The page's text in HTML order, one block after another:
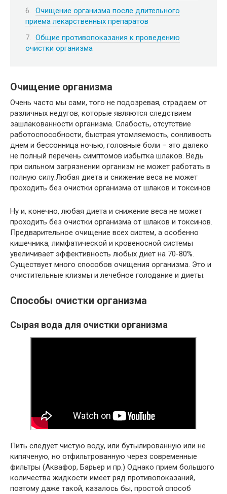
Очищение организма после длительного
приема лекарственных препаратов
Общие противопоказания к проведению
очистки организма
Очищение организма
Очень часто мы сами, того не подозревая, страдаем от
различных недугов, которые являются следствием
зашлакованности организма. Слабость, отсутствие
работоспособности, быстрая утомляемость, сонливость
днем и бессонница ночью, головные боли – это далеко
не полный перечень симптомов избытка шлаков. Ведь
при сильном загрязнении организм не может работать в
полную силу.Любая диета и снижение веса не может
проходить без очистки организма от шлаков и токсинов
Ну и, конечно, любая диета и снижение веса не может
проходить без очистки организма от шлаков и токсинов.
Предварительное очищение всех систем, а особенно
кишечника, лимфатической и кровеносной системы
увеличивает эффективность любых диет на 70-80%.
Существует много способов очищения организма. Это и
очистительные клизмы и лечебное голодание и диеты.
Способы очистки организма
Сырая вода для очистки организма
Пить следует чистую воду, или бутылированную или не
кипяченую, но отфильтрованную через современные
фильтры (Аквафор, Барьер и пр.) Однако прием большого
количества жидкости имеет ряд противопоказаний,
поэтому даже такой, казалось бы, простой способ